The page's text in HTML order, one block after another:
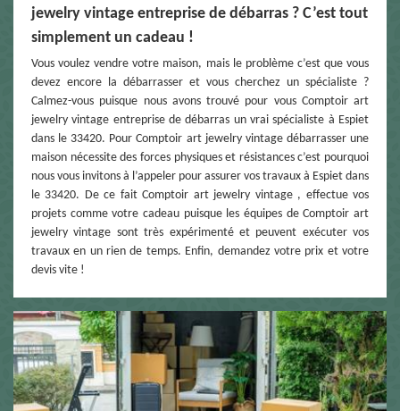
jewelry vintage entreprise de débarras ? C’est tout
simplement un cadeau !
Vous voulez vendre votre maison, mais le problème c’est que vous
devez encore la débarrasser et vous cherchez un spécialiste ?
Calmez-vous puisque nous avons trouvé pour vous Comptoir art
jewelry vintage entreprise de débarras un vrai spécialiste à Espiet
dans le 33420. Pour Comptoir art jewelry vintage débarrasser une
maison nécessite des forces physiques et résistances c’est pourquoi
nous vous invitons à l’appeler pour assurer vos travaux à Espiet dans
le 33420. De ce fait Comptoir art jewelry vintage , effectue vos
projets comme votre cadeau puisque les équipes de Comptoir art
jewelry vintage sont très expérimenté et peuvent exécuter vos
travaux en un rien de temps. Enfin, demandez votre prix et votre
devis vite !